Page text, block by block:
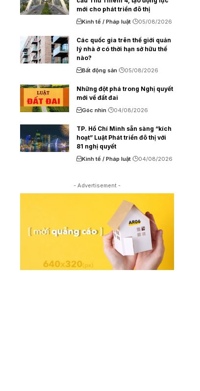
mới cho phát triển đô thị
Kinh tế / Pháp luật 05/08/2026
Các quốc gia trên thế giới quản
lý nhà ở có thời hạn sở hữu thế
nào?
Bất động sản 05/08/2026
Những đột phá trong Nghị quyết
mới về đất đai
Góc nhìn 04/08/2026
TP. Hồ Chí Minh sẵn sàng “kích
hoạt” Luật Phát triển đô thị với
81 nghị quyết
Kinh tế / Pháp luật 04/08/2026
- Advertisement -